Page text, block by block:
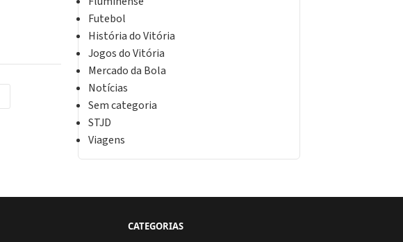
Futebol
História do Vitória
Jogos do Vitória
Mercado da Bola
Notícias
Sem categoria
STJD
Viagens
CATEGORIAS